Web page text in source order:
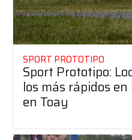
SPORT PROTOTIPO
Sport Prototipo:
los más rápidos
en Toay